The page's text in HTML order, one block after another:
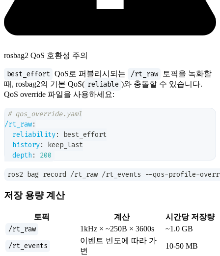
rosbag2 QoS 호환성 주의
best_effort QoS로 퍼블리시되는 /rt_raw
토픽을 녹화할
때, rosbag2의 기본 QoS( reliable )와 충돌할 수 있습니다.
QoS override 파일을 사용하세요:
# qos_override.yaml
/rt_raw:
reliability:
best_effort
history:
keep_last
depth : 200
ros2 bag record /rt_raw /rt_events --qos-profile-
저장 용량 계산
토픽 계산 시간당 저장량
/rt_raw 1kHz × ~250B × 3600s ~1.0 GB
/rt_events
이벤트 빈도에 따라 가
변
10-50 MB